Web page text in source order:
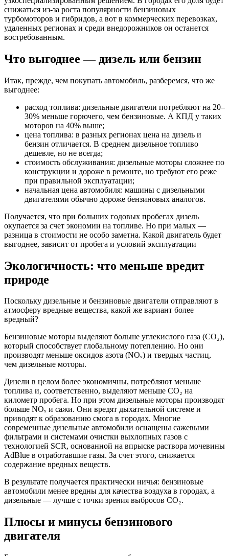
снижаться из-за роста популярности бензиновых
турбомоторов и гибридов, а вот в коммерческих перевозках,
удаленных регионах и среди внедорожников он останется
востребованным.
Что выгоднее — дизель или бензин
Итак, прежде, чем покупать автомобиль, разберемся, что же
выгоднее:
расход топлива: дизельные двигатели потребляют на 20–
30% меньше горючего, чем бензиновые. А КПД у таких
моторов на 40% выше;
цена топлива: в разных регионах цена на дизель и
бензин отличается. В среднем дизельное топливо
дешевле, но не всегда;
стоимость обслуживания: дизельные моторы сложнее по
конструкции и дороже в ремонте, но требуют его реже
при правильной эксплуатации;
начальная цена автомобиля: машины с дизельными
двигателями обычно дороже бензиновых аналогов.
Получается, что при больших годовых пробегах дизель
окупается за счет экономии на топливе. Но при малых —
разница в стоимости не особо заметна. Какой двигатель будет
выгоднее, зависит от пробега и условий эксплуатации
Экологичность: что меньше вредит
природе
Поскольку дизельные и бензиновые двигатели отправляют в
атмосферу вредные вещества, какой же вариант более
вредный?
Бензиновые моторы выделяют больше углекислого газа (CO₂),
который способствует глобальному потеплению. Но они
производят меньше оксидов азота (NOₓ) и твердых частиц,
чем дизельные моторы.
Дизели в целом более экономичны, потребляют меньше
топлива и, соответственно, выделяют меньше CO₂ на
километр пробега. Но при этом дизельные моторы производят
больше NOₓ и сажи. Они вредят дыхательной системе и
приводят к образованию смога в городах. Многие
современные дизельные автомобили оснащены сажевыми
фильтрами и системами очистки выхлопных газов с
технологией SCR, основанной на впрыске раствора мочевины
AdBlue в отработавшие газы. За счет этого, снижается
содержание вредных веществ.
В результате получается практически ничья: бензиновые
автомобили менее вредны для качества воздуха в городах, а
дизельные — лучше с точки зрения выбросов CO₂.
Плюсы и минусы бензинового
двигателя